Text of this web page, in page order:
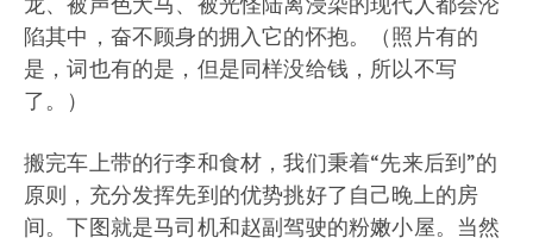
陷其中，奋不顾身的拥入它的怀抱。（照片有的
是，词也有的是，但是同样没给钱，所以不写
了。）
搬完车上带的行李和食材，我们秉着“先来后到”的
原则，充分发挥先到的优势挑好了自己晚上的房
间。下图就是马司机和赵副驾驶的粉嫩小屋。当然